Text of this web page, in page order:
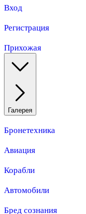
Вход
Регистрация
Прихожая
Галерея
Бронетехника
Авиация
Корабли
Автомобили
Бред сознания